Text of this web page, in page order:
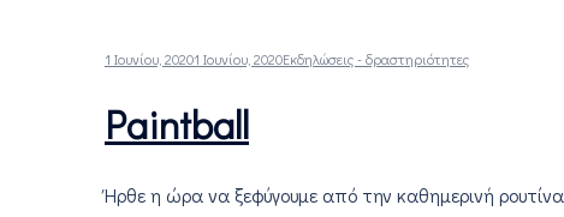
1 Ιουνίου, 20201 Ιουνίου, 2020Εκδηλώσεις - δραστηριότητες
Paintball
Ήρθε η ώρα να ξεφύγουμε από την καθημερινή